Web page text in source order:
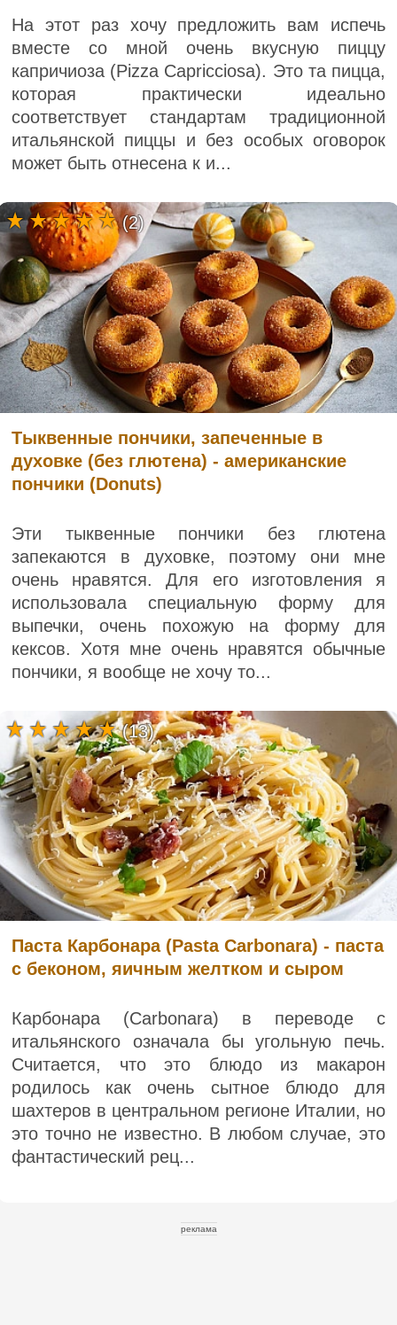
На этот раз хочу предложить вам испечь
вместе со мной очень вкусную пиццу
капричиоза (Pizza Capricciosa). Это та пицца,
которая практически идеально
соответствует стандартам традиционной
итальянской пиццы и без особых оговорок
может быть отнесена к и...
Тыквенные пончики, запеченные в
духовке (без глютена) - американские
пончики (Donuts)
Эти тыквенные пончики без глютена
запекаются в духовке, поэтому они мне
очень нравятся. Для его изготовления я
использовала специальную форму для
выпечки, очень похожую на форму для
кексов. Хотя мне очень нравятся обычные
пончики, я вообще не хочу то...
(2)
Паста Карбонара (Pasta Carbonara) - паста
с беконом, яичным желтком и сыром
Карбонара (Carbonara) в переводе с
итальянского означала бы угольную печь.
Считается, что это блюдо из макарон
родилось как очень сытное блюдо для
шахтеров в центральном регионе Италии, но
это точно не известно. В любом случае, это
фантастический рец...
(13)
реклама